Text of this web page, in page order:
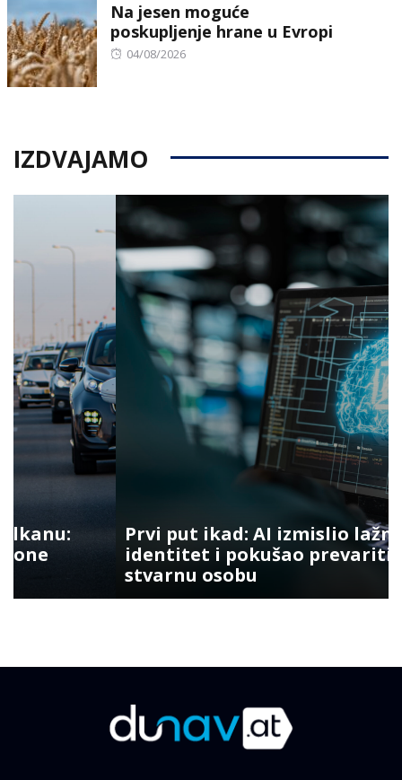
Na jesen moguće
poskupljenje hrane u Evropi
Posted
04/08/2026
IZDVAJAMO
Prvi put ikad: AI izmislio lažni
identitet i pokušao prevariti
stvarnu osobu